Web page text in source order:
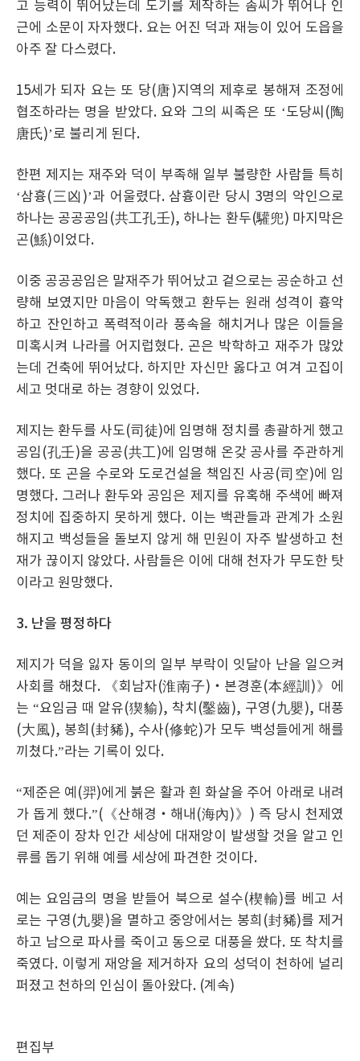
고 능력이 뛰어났는데 도기를 제작하는 솜씨가 뛰어나 인
근에 소문이 자자했다. 요는 어진 덕과 재능이 있어 도읍을
아주 잘 다스렸다.
15세가 되자 요는 또 당(唐)지역의 제후로 봉해져 조정에
협조하라는 명을 받았다. 요와 그의 씨족은 또 ‘도당씨(陶
唐氏)’로 불리게 된다.
한편 제지는 재주와 덕이 부족해 일부 불량한 사람들 특히
‘삼흉(三凶)’과 어울렸다. 삼흉이란 당시 3명의 악인으로
하나는 공공공임(共工孔壬), 하나는 환두(驩兜) 마지막은
곤(鯀)이었다.
이중 공공공임은 말재주가 뛰어났고 겉으로는 공순하고 선
량해 보였지만 마음이 악독했고 환두는 원래 성격이 흉악
하고 잔인하고 폭력적이라 풍속을 해치거나 많은 이들을
미혹시켜 나라를 어지럽혔다. 곤은 박학하고 재주가 많았
는데 건축에 뛰어났다. 하지만 자신만 옳다고 여겨 고집이
세고 멋대로 하는 경향이 있었다.
제지는 환두를 사도(司徒)에 임명해 정치를 총괄하게 했고
공임(孔壬)을 공공(共工)에 임명해 온갖 공사를 주관하게
했다. 또 곤을 수로와 도로건설을 책임진 사공(司空)에 임
명했다. 그러나 환두와 공임은 제지를 유혹해 주색에 빠져
정치에 집중하지 못하게 했다. 이는 백관들과 관계가 소원
해지고 백성들을 돌보지 않게 해 민원이 자주 발생하고 천
재가 끊이지 않았다. 사람들은 이에 대해 천자가 무도한 탓
이라고 원망했다.
3. 난을 평정하다
제지가 덕을 잃자 동이의 일부 부락이 잇달아 난을 일으켜
사회를 해쳤다. 《회남자(淮南子)‧본경훈(本經訓)》에
는 “요임금 때 알유(猰貐), 착치(鑿齒), 구영(九嬰), 대풍
(大風), 봉희(封豨), 수사(修蛇)가 모두 백성들에게 해를
끼쳤다.”라는 기록이 있다.
“제준은 예(羿)에게 붉은 활과 흰 화살을 주어 아래로 내려
가 돕게 했다.”(《산해경‧해내(海內)》) 즉 당시 천제였
던 제준이 장차 인간 세상에 대재앙이 발생할 것을 알고 인
류를 돕기 위해 예를 세상에 파견한 것이다.
예는 요임금의 명을 받들어 북으로 설수(楔輸)를 베고 서
로는 구영(九嬰)을 멸하고 중앙에서는 봉희(封豨)를 제거
하고 남으로 파사를 죽이고 동으로 대풍을 쐈다. 또 착치를
죽였다. 이렇게 재앙을 제거하자 요의 성덕이 천하에 널리
퍼졌고 천하의 인심이 돌아왔다. (계속)
편집부